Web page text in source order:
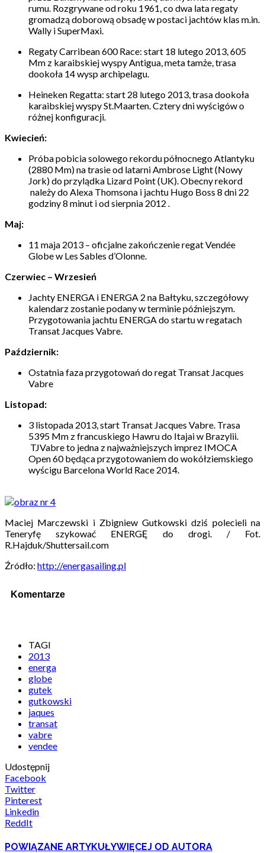
rumu. Rozgrywane od roku 1961, co dwa lata regaty
gromadzą doborową obsadę w postaci jachtów klas m.in.
Wally i SuperMaxi.
Regaty Carribean 600 Race: start 18 lutego 2013, 605
Mm z karaibskiej wyspy Antigua, meta tamże, trasa
dookoła 14 wysp archipelagu.
Heineken Regatta: start 28 lutego 2013, trasa dookoła
karaibskiej wyspy St.Maarten. Cztery dni wyścigów o
różnej konfiguracji.
Kwiecień:
Próba pobicia solowego rekordu północnego Atlantyku
(2880 Mm) na trasie od latarni Ambrose Light (Nowy
Jork) do przylądka Lizard Point (UK). Obecny rekord
należy do Alexa Thomsona i jachtu Hugo Boss 8 dni 22
godziny 8 minut i od sierpnia 2012 .
Maj:
11 maja 2013 – oficjalne zakończenie regat Vendée
Globe w Les Sables d’Olonne.
Czerwiec – Wrzesień
Jachty ENERGA i ENERGA 2 na Bałtyku, szczegółowy
kalendarz zostanie podany w terminie późniejszym.
Przygotowania jachtu ENERGA do startu w regatach
Transat Jacques Vabre.
Październik:
Ostatnia faza przygotowań do regat Transat Jacques
Vabre
Listopad:
3 listopada 2013, start Transat Jacques Vabre. Trasa
5395 Mm z francuskiego Hawru do Itajai w Brazylii.
TJVabre to jedna z najważniejszych imprez IMOCA
Open 60 będąca przygotowaniem do wokółziemskiego
wyścigu Barcelona World Race 2014.
Maciej Marczewski i Zbigniew Gutkowski dziś polecieli na
Teneryfę szykować ENERGĘ do drogi. / Fot.
R.Hajduk/Shuttersail.com
Źródło: http://energasailing.pl
Komentarze
TAGI
2013
energa
globe
gutek
gutkowski
jaques
transat
vabre
vendee
Udostępnij
Facebook
Twitter
Pinterest
Linkedin
ReddIt
POWIĄZANE ARTYKUŁYWIĘCEJ OD AUTORA